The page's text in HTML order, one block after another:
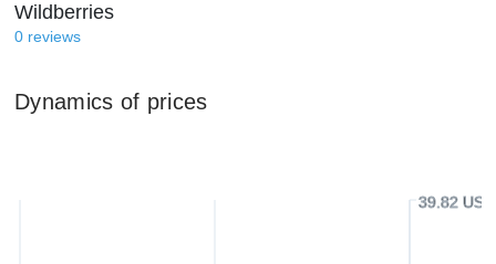
Wildberries
0 reviews
Dynamics of prices
39.82 USD